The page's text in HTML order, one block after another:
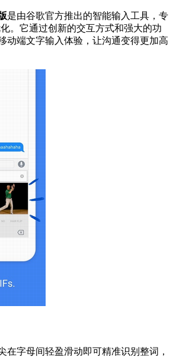
是由谷歌官方推出的智能输入工具，专
。它通过创新的交互方式和强大的功
动端文字输入体验，让沟通变得更加高
在字母间轻盈滑动即可精准识别整词，